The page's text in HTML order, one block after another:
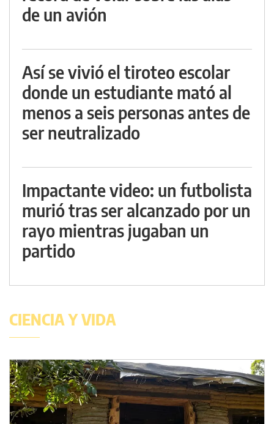
de un avión
Así se vivió el tiroteo escolar
donde un estudiante mató al
menos a seis personas antes de
ser neutralizado
Impactante video: un futbolista
murió tras ser alcanzado por un
rayo mientras jugaban un
partido
CIENCIA Y VIDA